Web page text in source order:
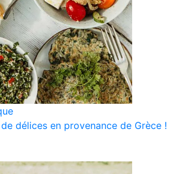
délices en provenance de Grèce !